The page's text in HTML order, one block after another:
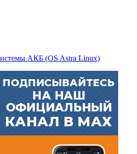
АКБ (OS Astra Linux)